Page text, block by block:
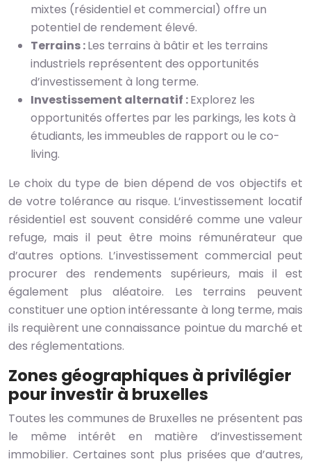
mixtes (résidentiel et commercial) offre un
potentiel de rendement élevé.
Terrains :Les terrains à bâtir et les terrains
industriels représentent des opportunités
d’investissement à long terme.
Investissement alternatif :Explorez les
opportunités offertes par les parkings, les kots à
étudiants, les immeubles de rapport ou le co-
living.
Le choix du type de bien dépend de vos objectifs et
de votre tolérance au risque. L’investissement locatif
résidentiel est souvent considéré comme une valeur
refuge, mais il peut être moins rémunérateur que
d’autres options. L’investissement commercial peut
procurer des rendements supérieurs, mais il est
également plus aléatoire. Les terrains peuvent
constituer une option intéressante à long terme, mais
ils requièrent une connaissance pointue du marché et
des réglementations.
Zones géographiques à privilégier
pour investir à bruxelles
Toutes les communes de Bruxelles ne présentent pas
le même intérêt en matière d’investissement
immobilier. Certaines sont plus prisées que d’autres,